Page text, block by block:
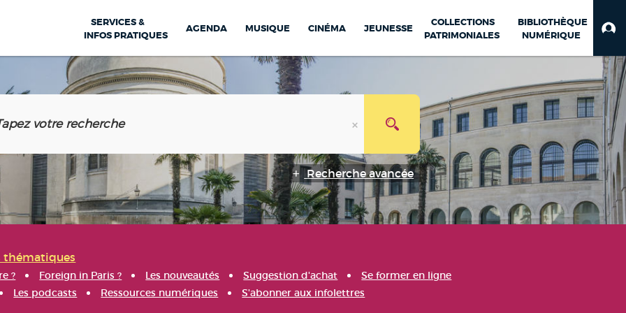
SERVICES &
INFOS PRATIQUES
AGENDA MUSIQUE CINÉMA JEUNESSE
COLLECTIONS
PATRIMONIALES
BIBLIOTHÈQUE
NUMÉRIQUE
Recherche avancée
thématiques
? Foreign in Paris ? Les nouveautés Suggestion d'achat
Se former en ligne
Les podcasts Ressources numériques S'abonner aux infolettres